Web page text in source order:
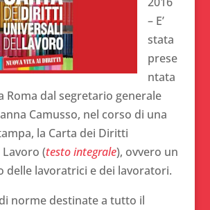
– E’
stata
prese
ntata
Roma dal segretario generale
Camusso, nel corso di una
la Carta dei Diritti
(testo integrale), ovvero un
delle lavoratrici e dei lavoratori.
norme destinate a tutto il